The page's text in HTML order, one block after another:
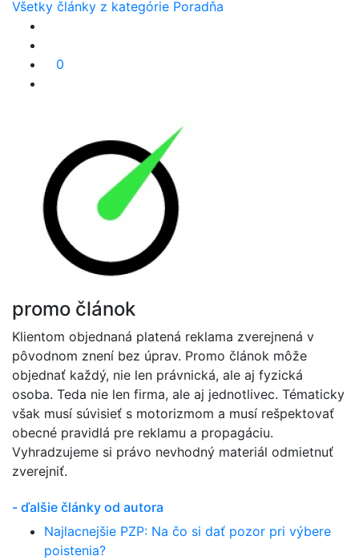
Všetky články z kategórie Poradňa
0
promo článok
Klientom objednaná platená reklama zverejnená v
pôvodnom znení bez úprav. Promo článok môže
objednať každý, nie len právnická, ale aj fyzická
osoba. Teda nie len firma, ale aj jednotlivec. Tématicky
však musí súvisieť s motorizmom a musí rešpektovať
obecné pravidlá pre reklamu a propagáciu.
Vyhradzujeme si právo nevhodný materiál odmietnuť
zverejniť.
- ďalšie články od autora
Najlacnejšie PZP: Na čo si dať pozor pri výbere
poistenia?